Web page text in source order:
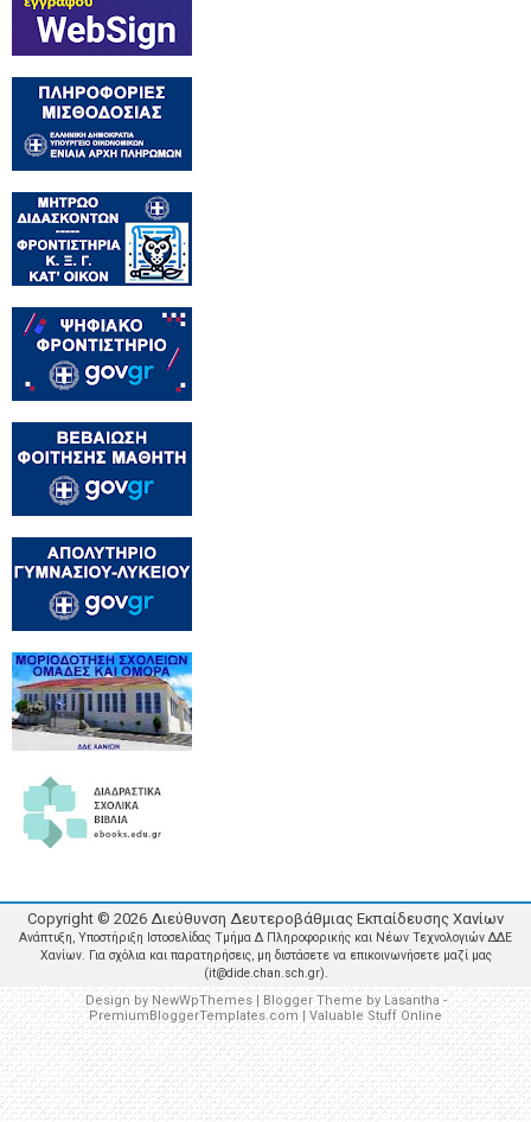
Copyright © 2026 Διεύθυνση Δευτεροβάθμιας Εκπαίδευσης Χανίων
Ανάπτυξη, Υποστήριξη Ιστοσελίδας Τμήμα Δ Πληροφορικής και Νέων Τεχνολογιών ΔΔΕ
Χανίων. Για σχόλια και παρατηρήσεις, μη διστάσετε να επικοινωνήσετε μαζί μας
(it@dide.chan.sch.gr).
Design byNewWpThemes| Blogger Theme by Lasantha -
PremiumBloggerTemplates.com| Valuable Stuff Online